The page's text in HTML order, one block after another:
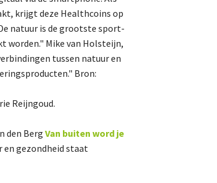
krijgt deze Healthcoins op
natuur is de grootste sport-
worden." Mike van Holsteijn,
tussen natuur en
Bron:
Reijngoud.
den BergVan buiten word je
en gezondheid staat
GLB
Verkiezingen
Didam arrest
De Landeigenaar